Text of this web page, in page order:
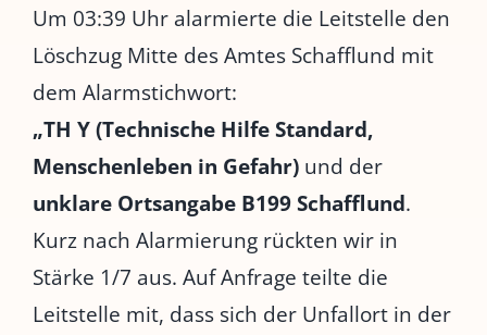
Um 03:39 Uhr alarmierte die Leitstelle den
Löschzug Mitte des Amtes Schafflund mit
dem Alarmstichwort:
„TH Y (Technische Hilfe Standard,
Menschenleben in Gefahr) und der
unklare Ortsangabe B199Schafflund.
Kurz nach Alarmierung rückten wir in
Stärke 1/7 aus. Auf Anfrage teilte die
Leitstelle mit, dass sich der Unfallort in der